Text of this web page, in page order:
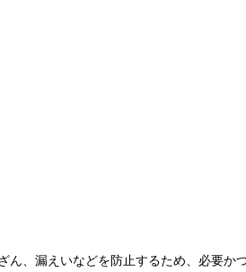
、漏えいなどを防止するため、必要か